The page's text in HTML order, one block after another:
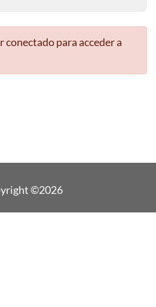
conectado para acceder a
©2026